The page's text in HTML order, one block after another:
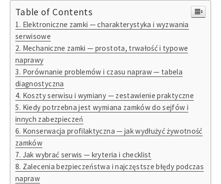
Table of Contents
Elektroniczne zamki — charakterystyka i wyzwania
serwisowe
Mechaniczne zamki — prostota, trwałość i typowe
naprawy
Porównanie problemów i czasu napraw — tabela
diagnostyczna
Koszty serwisu i wymiany — zestawienie praktyczne
Kiedy potrzebna jest wymiana zamków do sejfów i
innych zabezpieczeń
Konserwacja profilaktyczna — jak wydłużyć żywotność
zamków
Jak wybrać serwis — kryteria i checklist
Zalecenia bezpieczeństwa i najczęstsze błędy podczas
napraw